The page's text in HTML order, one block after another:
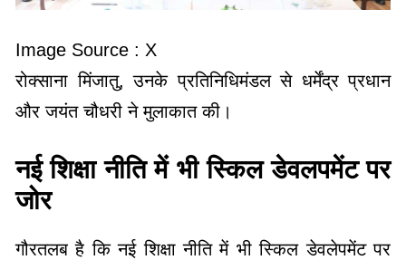
Image Source : X
रोक्साना मिंजातु, उनके प्रतिनिधिमंडल से धर्मेंद्र प्रधान
और जयंत चौधरी ने मुलाकात की।
नई शिक्षा नीति में भी स्किल डेवलपमेंट पर
जोर
गौरतलब है कि नई शिक्षा नीति में भी स्किल डेवलेपमेंट पर